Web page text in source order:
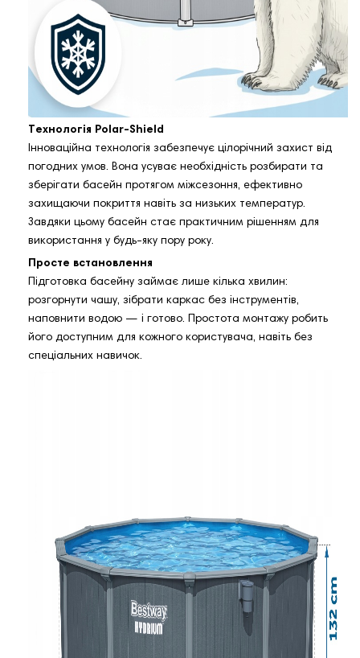
Технологія Polar‑Shield
Інноваційна технологія забезпечує цілорічний захист від
погодних умов. Вона усуває необхідність розбирати та
зберігати басейн протягом міжсезоння, ефективно
захищаючи покриття навіть за низьких температур.
Завдяки цьому басейн стає практичним рішенням для
використання у будь‑яку пору року.
Просте встановлення
Підготовка басейну займає лише кілька хвилин:
розгорнути чашу, зібрати каркас без інструментів,
наповнити водою — і готово. Простота монтажу робить
його доступним для кожного користувача, навіть без
спеціальних навичок.